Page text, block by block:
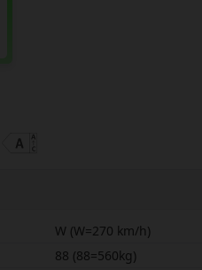
W (W=270 km/h)
88 (88=560kg)